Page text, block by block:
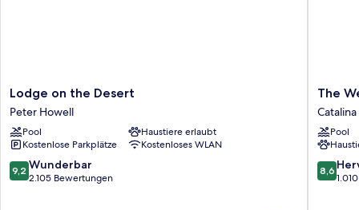
Lodge
on
the
Desert
Peter
Howell
Lodge on the Desert
Peter Howell
Pool
Haustiere erlaubt
Kostenlose Parkplätze
Kostenloses WLAN
9.2
von
9,2 Wunderbar
2.105 Bewertungen
The
Westin
La
Paloma
Resort
and
Spa
The
Pool
8.6
von
8,6